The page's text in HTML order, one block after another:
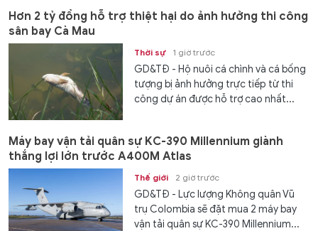
Hơn 2 tỷ đồng hỗ trợ thiệt hại do ảnh hưởng thi công
sân bay Cà Mau
Thời sự 1 giờ trước
GD&TĐ - Hộ nuôi cá chình và cá bống
tượng bị ảnh hưởng trực tiếp từ thi
công dự án được hỗ trợ cao nhất...
Máy bay vận tải quân sự KC-390 Millennium giành
thắng lợi lớn trước A400M Atlas
Thế giới 2 giờ trước
GD&TĐ - Lực lượng Không quân Vũ
trụ Colombia sẽ đặt mua 2 máy bay
vận tải quân sự KC-390 Millennium...